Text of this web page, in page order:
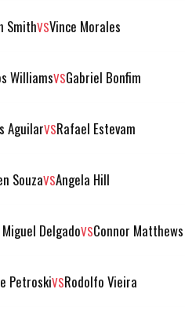
SmithVSVince Morales
WilliamsVSGabriel Bonfim
AguilarVSRafael Estevam
SouzaVSAngela Hill
DelgadoVSConnor Matthews
PetroskiVSRodolfo Vieira